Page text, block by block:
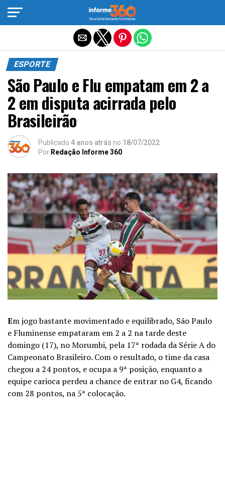
ESPORTE
São Paulo e Flu empatam em 2 a
2 em disputa acirrada pelo
Brasileirão
Publicado 4 anos atrás no 18/07/2022
Por Redação Informe 360
Em jogo bastante movimentado e equilibrado, São Paulo
e Fluminense empataram em 2 a 2 na tarde deste
domingo (17), no Morumbi, pela 17ª rodada da Série A do
Campeonato Brasileiro. Com o resultado, o time da casa
chegou a 24 pontos, e ocupa a 9ª posição, enquanto a
equipe carioca perdeu a chance de entrar no G4, ficando
com 28 pontos, na 5ª colocação.
Sair da versão mobile